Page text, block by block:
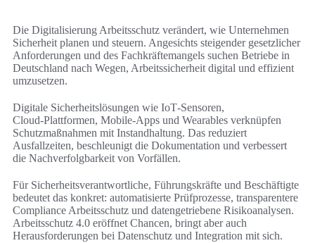
Die Digitalisierung Arbeitsschutz verändert, wie Unternehmen
Sicherheit planen und steuern. Angesichts steigender gesetzlicher
Anforderungen und des Fachkräftemangels suchen Betriebe in
Deutschland nach Wegen, Arbeitssicherheit digital und effizient
umzusetzen.
Digitale Sicherheitslösungen wie IoT‑Sensoren,
Cloud‑Plattformen, Mobile‑Apps und Wearables verknüpfen
Schutzmaßnahmen mit Instandhaltung. Das reduziert
Ausfallzeiten, beschleunigt die Dokumentation und verbessert
die Nachverfolgbarkeit von Vorfällen.
Für Sicherheitsverantwortliche, Führungskräfte und Beschäftigte
bedeutet das konkret: automatisierte Prüfprozesse, transparentere
Compliance Arbeitsschutz und datengetriebene Risikoanalysen.
Arbeitsschutz 4.0 eröffnet Chancen, bringt aber auch
Herausforderungen bei Datenschutz und Integration mit sich.